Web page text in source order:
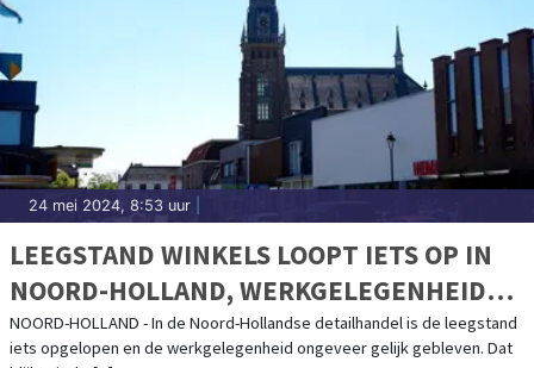
24 mei 2024, 8:53 uur
LEEGSTAND WINKELS LOOPT IETS OP IN
NOORD-HOLLAND, WERKGELEGENHEID
STABIEL
NOORD-HOLLAND - In de Noord-Hollandse detailhandel is de leegstand
iets opgelopen en de werkgelegenheid ongeveer gelijk gebleven. Dat